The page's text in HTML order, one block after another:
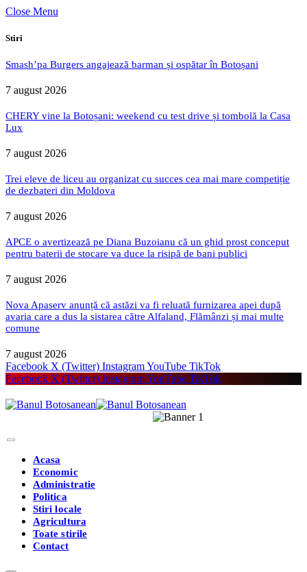
Close Menu
Stiri
Smash’pa Burgers angajează barman și ospătar în Botoșani
7 august 2026
CHERY vine la Botoșani: weekend cu test drive și tombolă la Casa
Lux
7 august 2026
Trei eleve de liceu au organizat cu succes cea mai mare competiție
de dezbateri din Moldova
7 august 2026
APCE o avertizează pe Diana Buzoianu că un ghid prost conceput
pentru baterii de stocare va duce la risipă de bani publici
7 august 2026
Nova Apaserv anunță că astăzi va fi reluată furnizarea apei după
avaria care a dus la sistarea către Alfaland, Flămânzi și mai multe
comune
7 august 2026
Facebook X (Twitter) InstagramYouTube TikTok
Facebook X (Twitter) InstagramYouTube TikTok
Acasa
Economic
Administratie
Politica
Stiri locale
Agricultura
Toate stirile
Contact